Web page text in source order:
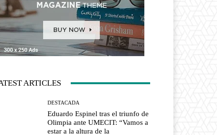
ARTICLES
DESTACADA
Eduardo Espinel tras el triunfo de
Olimpia ante UMECIT: “Vamos a
estar a la altura de la